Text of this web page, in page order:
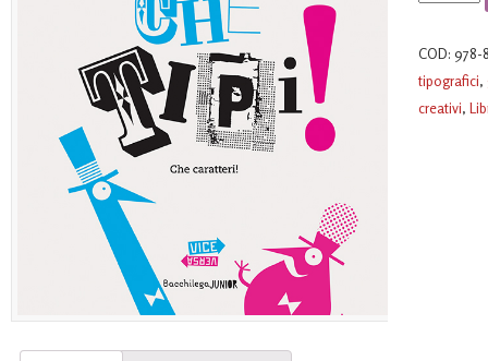
Che
caratteri!
quantità
COD:978-
tipografici,
creativi,